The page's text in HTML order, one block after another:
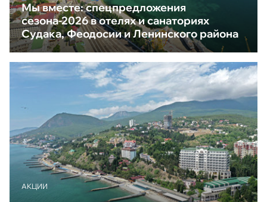
Мы вместе: спецпредложения
сезона-2026 в отелях и санаториях
Судака, Феодосии и Ленинского района
АКЦИИ